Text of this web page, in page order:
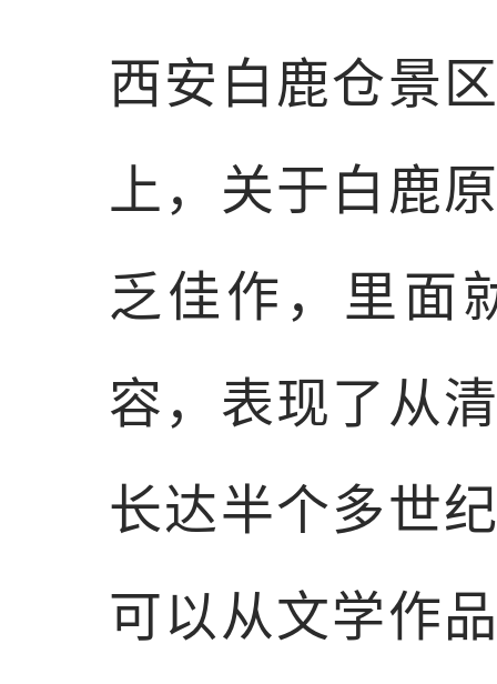
西安白鹿仓景
上，关于白鹿
乏佳作，里面
容，表现了从
长达半个多世
可以从文学作